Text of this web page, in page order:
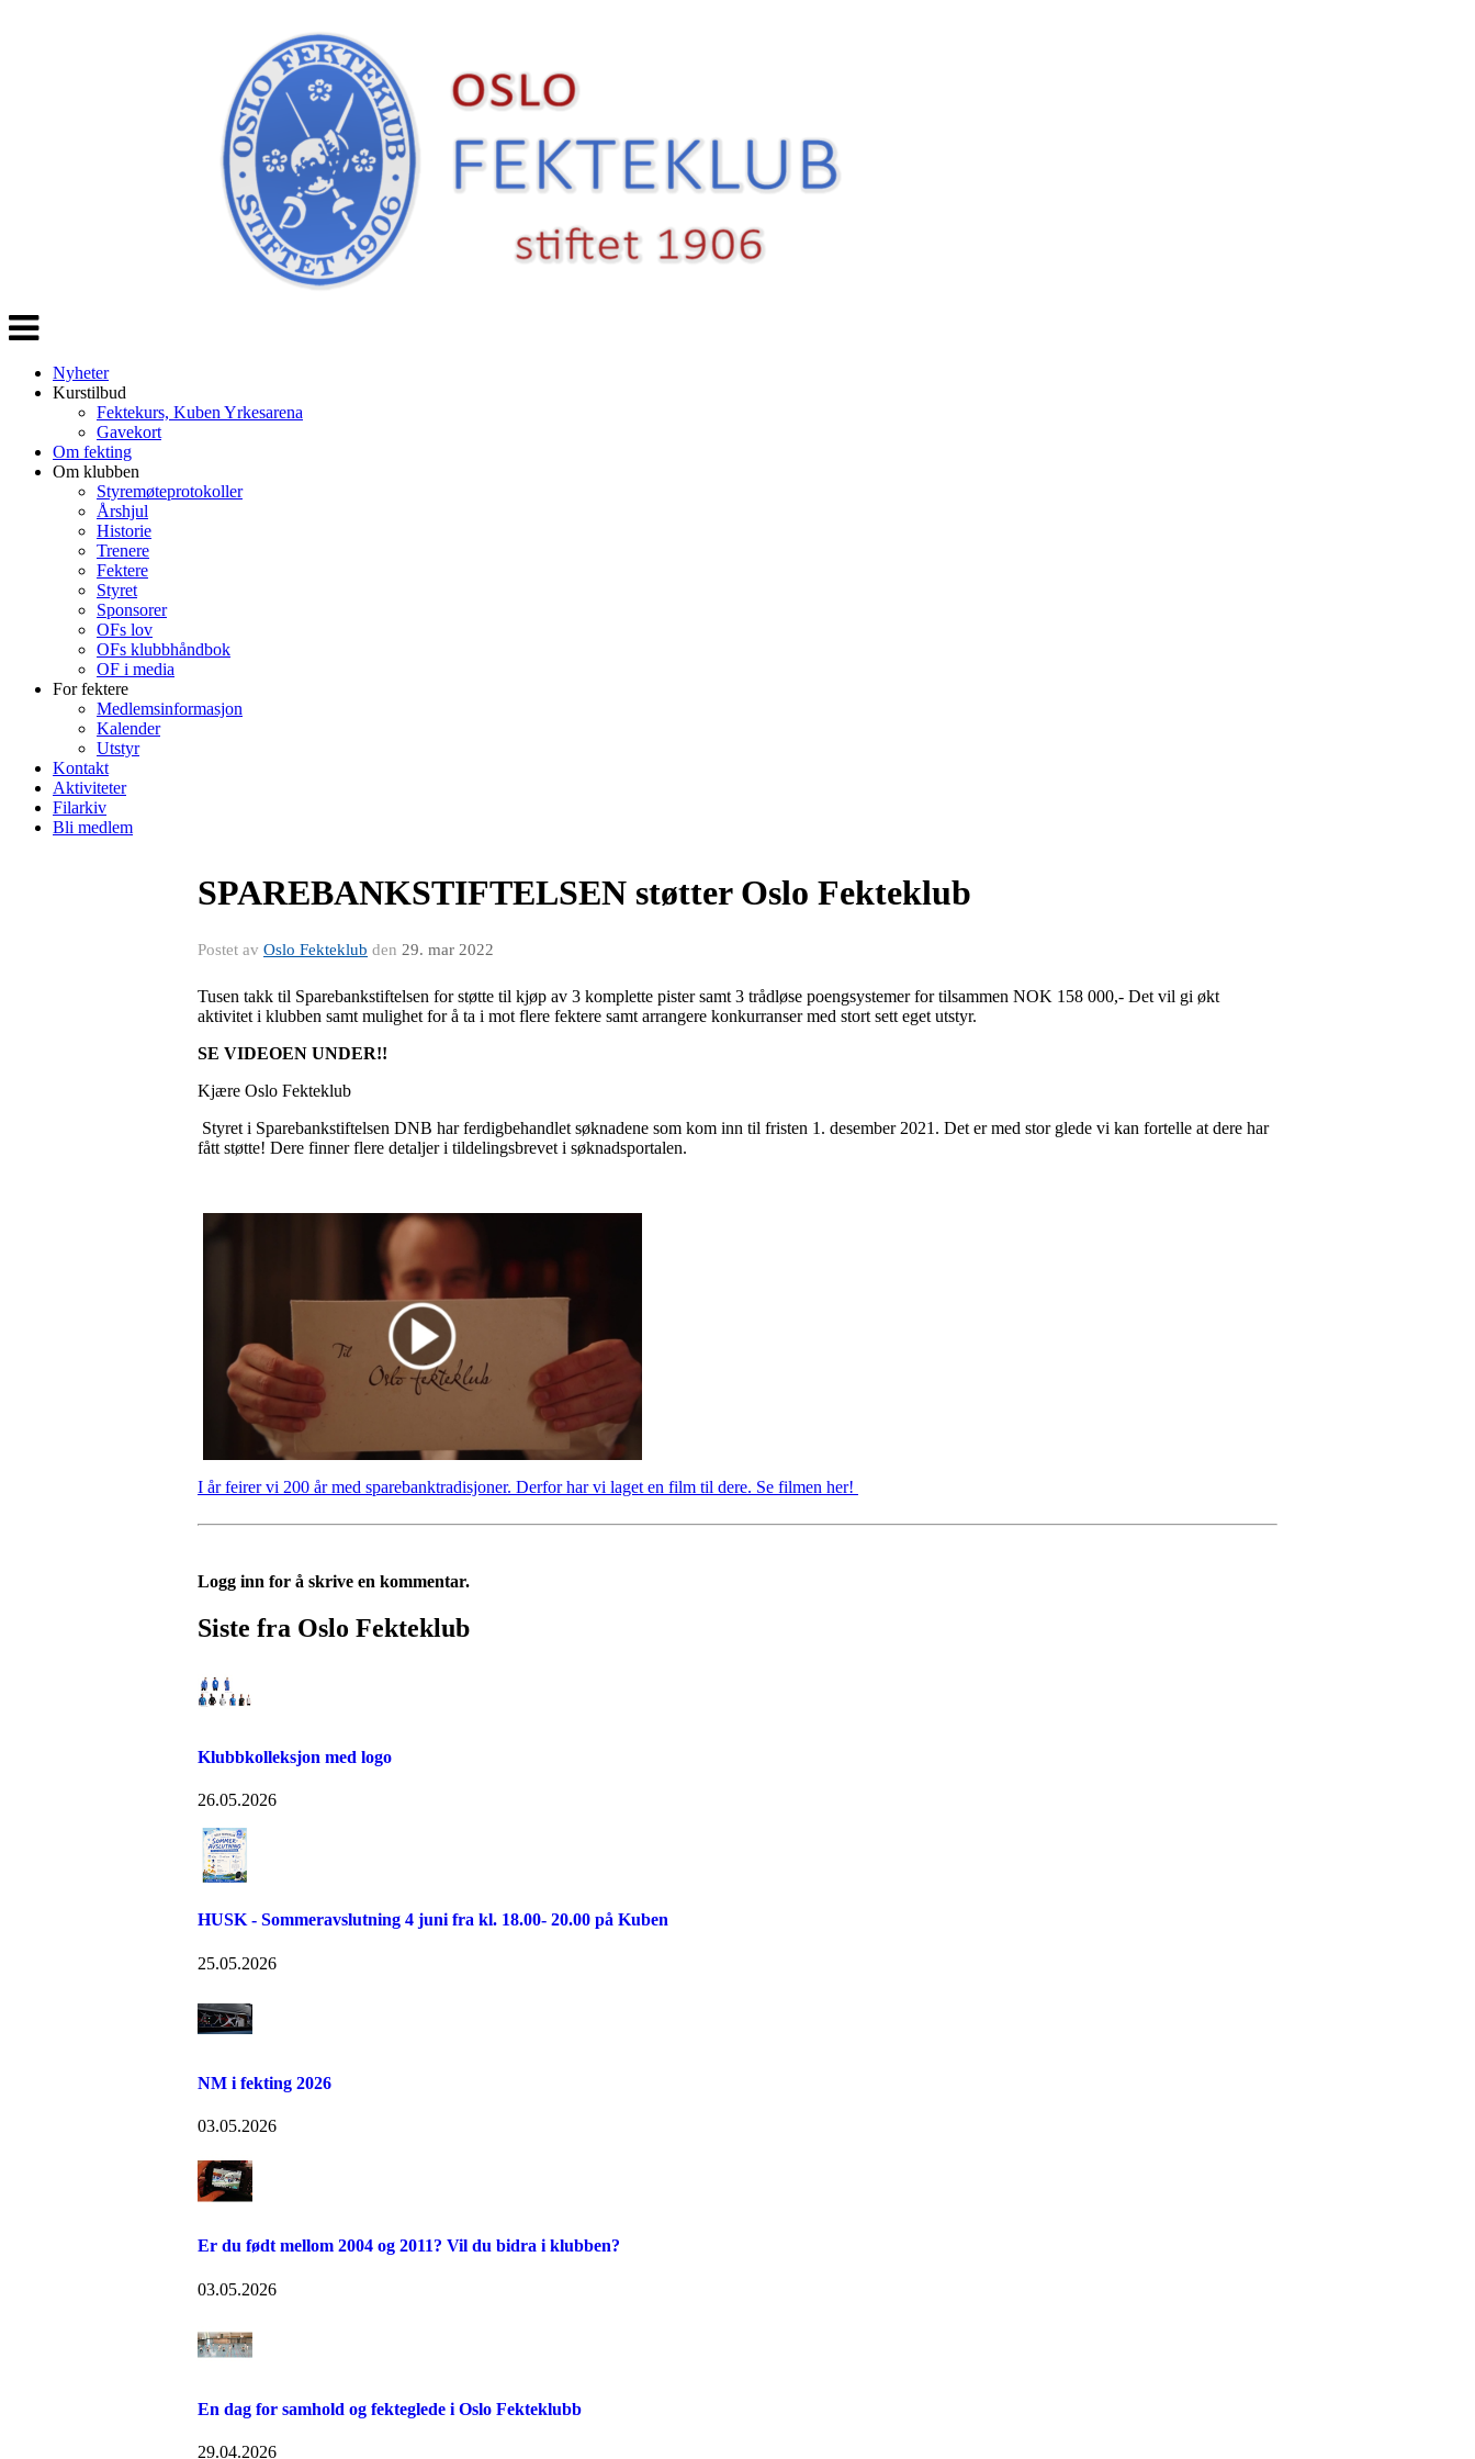
Veksle
navigasjon
Nyheter
Kurstilbud
Fektekurs, Kuben Yrkesarena
Gavekort
Om fekting
Om klubben
Styremøteprotokoller
Årshjul
Historie
Trenere
Fektere
Styret
Sponsorer
OFs lov
OFs klubbhåndbok
OF i media
For fektere
Medlemsinformasjon
Kalender
Utstyr
Kontakt
Aktiviteter
Filarkiv
Bli medlem
SPAREBANKSTIFTELSEN støtter Oslo Fekteklub
Postet av Oslo Fekteklub den 29. mar 2022
Tusen takk til Sparebankstiftelsen for støtte til kjøp av 3 komplette pister samt 3 trådløse poengsystemer for tilsammen NOK 158 000,- Det vil gi økt
aktivitet i klubben samt mulighet for å ta i mot flere fektere samt arrangere konkurranser med stort sett eget utstyr.
SE VIDEOEN UNDER!!
Kjære Oslo Fekteklub
Styret i Sparebankstiftelsen DNB har ferdigbehandlet søknadene som kom inn til fristen 1. desember 2021. Det er med stor glede vi kan fortelle at dere har
fått støtte! Dere finner flere detaljer i tildelingsbrevet i søknadsportalen.
I år feirer vi 200 år med sparebanktradisjoner. Derfor har vi laget en film til dere. Se filmen her!
Logg inn for å skrive en kommentar.
Siste fra Oslo Fekteklub
Klubbkolleksjon med logo
26.05.2026
HUSK - Sommeravslutning 4 juni fra kl. 18.00- 20.00 på Kuben
25.05.2026
NM i fekting 2026
03.05.2026
Er du født mellom 2004 og 2011? Vil du bidra i klubben?
03.05.2026
En dag for samhold og fekteglede i Oslo Fekteklubb
29.04.2026